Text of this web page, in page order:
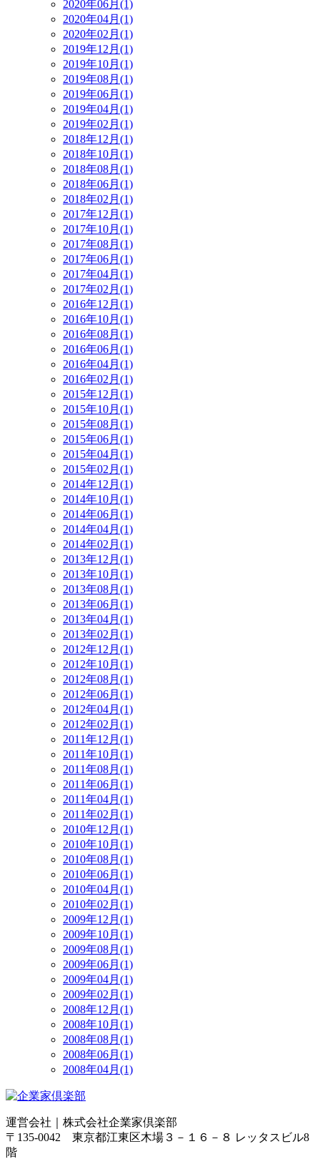
2020年06月(1)
2020年04月(1)
2020年02月(1)
2019年12月(1)
2019年10月(1)
2019年08月(1)
2019年06月(1)
2019年04月(1)
2019年02月(1)
2018年12月(1)
2018年10月(1)
2018年08月(1)
2018年06月(1)
2018年02月(1)
2017年12月(1)
2017年10月(1)
2017年08月(1)
2017年06月(1)
2017年04月(1)
2017年02月(1)
2016年12月(1)
2016年10月(1)
2016年08月(1)
2016年06月(1)
2016年04月(1)
2016年02月(1)
2015年12月(1)
2015年10月(1)
2015年08月(1)
2015年06月(1)
2015年04月(1)
2015年02月(1)
2014年12月(1)
2014年10月(1)
2014年06月(1)
2014年04月(1)
2014年02月(1)
2013年12月(1)
2013年10月(1)
2013年08月(1)
2013年06月(1)
2013年04月(1)
2013年02月(1)
2012年12月(1)
2012年10月(1)
2012年08月(1)
2012年06月(1)
2012年04月(1)
2012年02月(1)
2011年12月(1)
2011年10月(1)
2011年08月(1)
2011年06月(1)
2011年04月(1)
2011年02月(1)
2010年12月(1)
2010年10月(1)
2010年08月(1)
2010年06月(1)
2010年04月(1)
2010年02月(1)
2009年12月(1)
2009年10月(1)
2009年08月(1)
2009年06月(1)
2009年04月(1)
2009年02月(1)
2008年12月(1)
2008年10月(1)
2008年08月(1)
2008年06月(1)
2008年04月(1)
運営会社｜ 株式会社企業家倶楽部
〒135-0042 東京都江東区木場３－１６－８ レッタスビル8
階